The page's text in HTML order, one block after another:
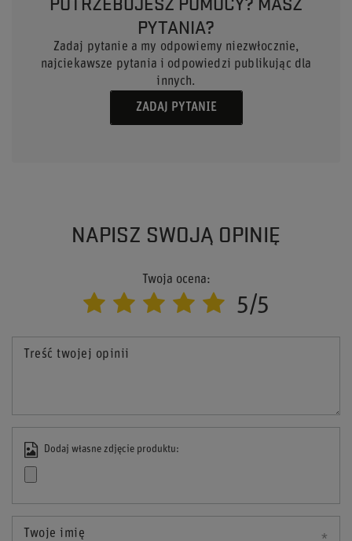
PYTANIA?
Zadaj pytanie a my odpowiemy niezwłocznie,
najciekawsze pytania i odpowiedzi publikując dla
innych.
ZADAJ PYTANIE
NAPISZ SWOJĄ OPINIĘ
Twoja ocena:
5/5
Treść twojej opinii
Dodaj własne zdjęcie produktu:
Twoje imię